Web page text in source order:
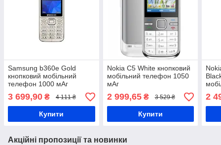
Samsung b360e Gold
кнопковий мобільний
телефон 1000 мАг
3 699,90 ₴ 4 111 ₴
Купити
Nokia C5 White кнопковий
мобільний телефон 1050
мАг
2 999,65₴ 3 529 ₴
Купити
мАг
2
Акційні пропозиції та новинки